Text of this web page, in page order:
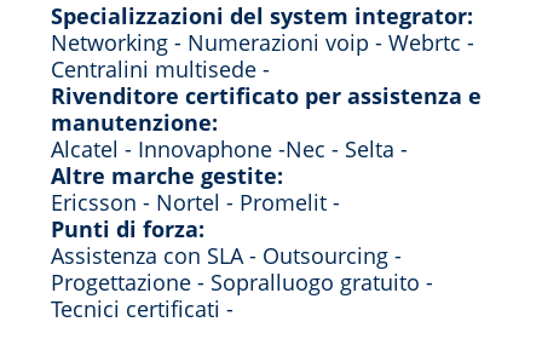
Specializzazioni del system integrator:
Networking - Numerazioni voip - Webrtc -
Centralini multisede -
Rivenditore certificato per assistenza e
manutenzione:
Alcatel - Innovaphone -Nec - Selta -
Altre marche gestite:
Ericsson - Nortel - Promelit -
Punti di forza:
Assistenza con SLA - Outsourcing -
Progettazione - Sopralluogo gratuito -
Tecnici certificati -